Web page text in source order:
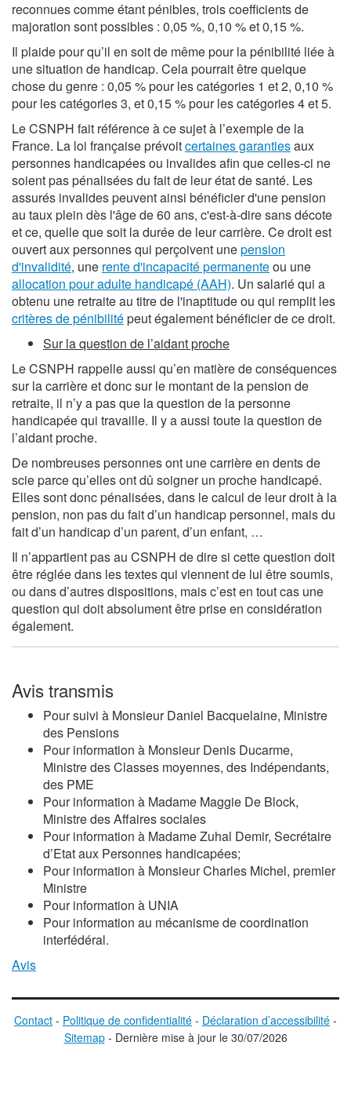
reconnues comme étant pénibles, trois coefficients de
majoration sont possibles : 0,05 %, 0,10 % et 0,15 %.
Il plaide pour qu’il en soit de même pour la pénibilité liée à
une situation de handicap. Cela pourrait être quelque
chose du genre : 0,05 % pour les catégories 1 et 2, 0,10 %
pour les catégories 3, et 0,15 % pour les catégories 4 et 5.
Le CSNPH fait référence à ce sujet à l’exemple de la
France. La loi française prévoitcertaines garantiesaux
personnes handicapées ou invalides afin que celles-ci ne
soient pas pénalisées du fait de leur état de santé. Les
assurés invalides peuvent ainsi bénéficier d'une pension
au taux plein dès l'âge de 60 ans, c'est-à-dire sans décote
et ce, quelle que soit la durée de leur carrière. Ce droit est
ouvert aux personnes qui perçoivent unepension
d'invalidité, une rente d'incapacité permanenteou une
allocation pour adulte handicapé (AAH). Un salarié qui a
obtenu une retraite au titre de l'inaptitude ou qui remplit les
critères de pénibilitépeut également bénéficier de ce droit.
Sur la question de l’aidant proche
Le CSNPH rappelle aussi qu’en matière de conséquences
sur la carrière et donc sur le montant de la pension de
retraite, il n’y a pas que la question de la personne
handicapée qui travaille. Il y a aussi toute la question de
l’aidant proche.
De nombreuses personnes ont une carrière en dents de
scie parce qu’elles ont dû soigner un proche handicapé.
Elles sont donc pénalisées, dans le calcul de leur droit à la
pension, non pas du fait d’un handicap personnel, mais du
fait d’un handicap d’un parent, d’un enfant, …
Il n’appartient pas au CSNPH de dire si cette question doit
être réglée dans les textes qui viennent de lui être soumis,
ou dans d’autres dispositions, mais c’est en tout cas une
question qui doit absolument être prise en considération
également.
Avis transmis
Pour suivi à Monsieur Daniel Bacquelaine, Ministre
des Pensions
Pour information à Monsieur Denis Ducarme,
Ministre des Classes moyennes, des Indépendants,
des PME
Pour information à Madame Maggie De Block,
Ministre des Affaires sociales
Pour information à Madame Zuhal Demir, Secrétaire
d’Etat aux Personnes handicapées;
Pour information à Monsieur Charles Michel, premier
Ministre
Pour information à UNIA
Pour information au mécanisme de coordination
interfédéral.
Avis
Contact - Politique de confidentialité - Déclaration d’accessibilité -
Sitemap - Dernière mise à jour le30/07/2026